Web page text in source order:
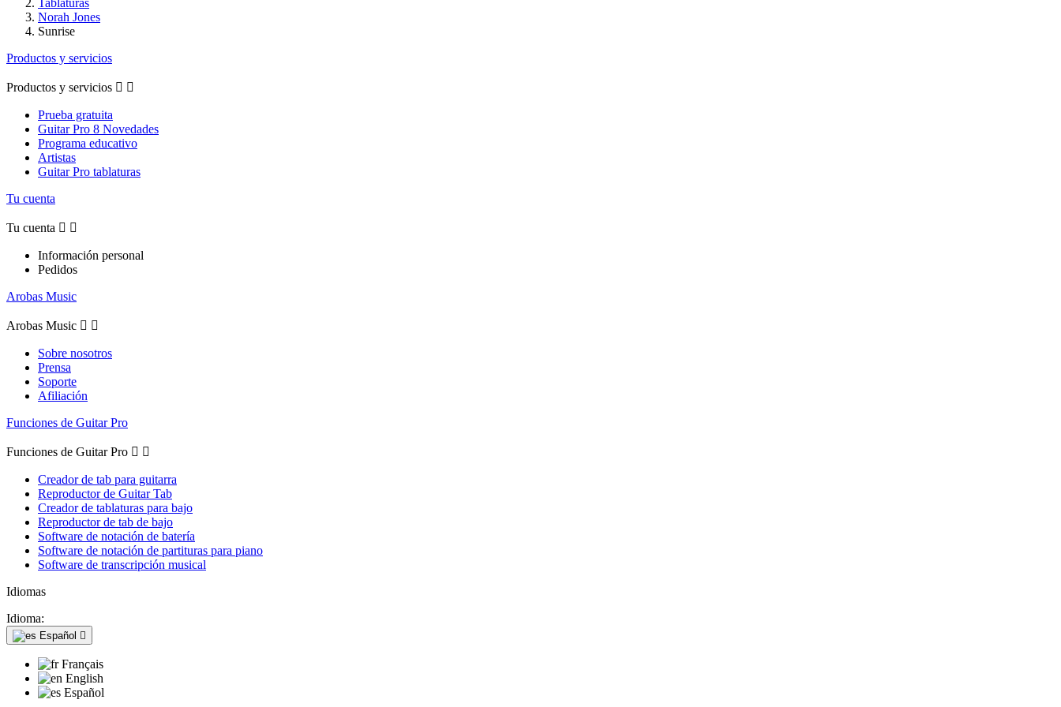
Norah Jones
Sunrise
Productos y servicios
Productos y servicios  
Prueba gratuita
Guitar Pro 8 Novedades
Programa educativo
Artistas
Guitar Pro tablaturas
Tu cuenta
Tu cuenta  
Información personal
Pedidos
Arobas Music
Arobas Music  
Sobre nosotros
Prensa
Soporte
Afiliación
Funciones de Guitar Pro
Funciones de Guitar Pro  
Creador de tab para guitarra
Reproductor de Guitar Tab
Creador de tablaturas para bajo
Reproductor de tab de bajo
Software de notación de batería
Software de notación de partituras para piano
Software de transcripción musical
Idiomas
Idioma:
Español 
Français
English
Español